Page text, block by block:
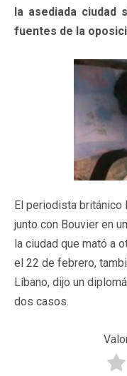
la asediada ciudad
fuentes de la
El periodista británico
junto con Bouvier en
la ciudad que mató a
el 22 de febrero,
Líbano, dijo un
dos casos.